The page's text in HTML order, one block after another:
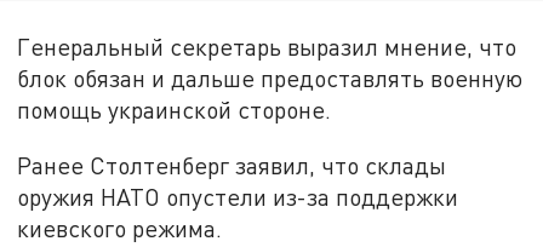
Генеральный секретарь выразил мнение, что
блок обязан и дальше предоставлять военную
помощь украинской стороне.
Ранее Столтенберг заявил, что склады
оружия НАТО опустели из-за поддержки
киевского режима.